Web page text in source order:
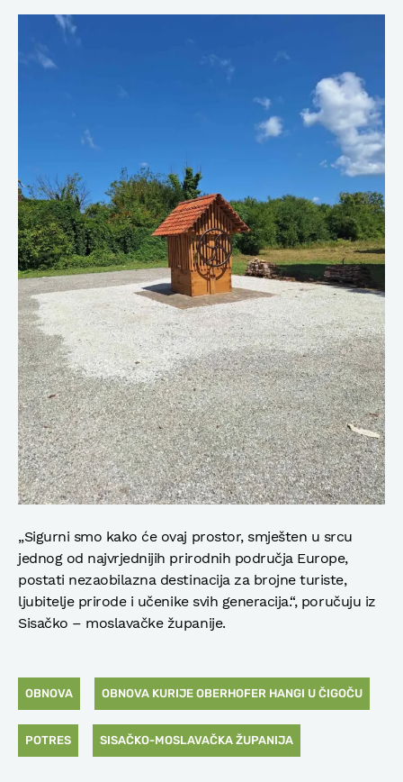
„Sigurni smo kako će ovaj prostor, smješten u srcu
jednog od najvrjednijih prirodnih područja Europe,
postati nezaobilazna destinacija za brojne turiste,
ljubitelje prirode i učenike svih generacija.“, poručuju iz
Sisačko – moslavačke županije.
OBNOVA OBNOVA KURIJE OBERHOFER HANGI U ČIGOČU
POTRES SISAČKO-MOSLAVAČKA ŽUPANIJA